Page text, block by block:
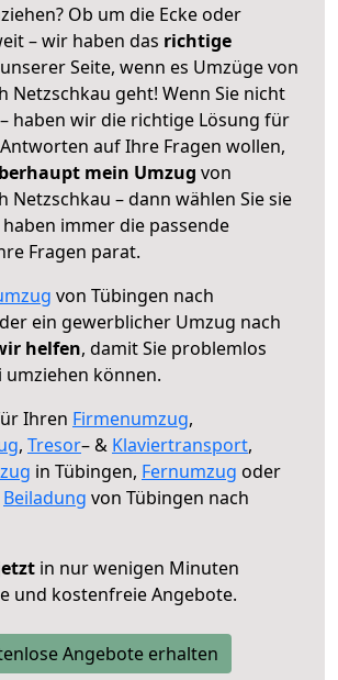
Ob um die Ecke oder
– wir haben das richtige
Seite, wenn es Umzüge von
Netzschkau geht! Wenn Sie nicht
haben wir die richtige Lösung für
Antworten auf Ihre Fragen wollen,
mein Umzug von
Netzschkau – dann wählen Sie sie
immer die passende
Fragen parat.
von Tübingen nach
ein gewerblicher Umzug nach
helfen, damit Sie problemlos
können.
Ihren Firmenumzug,
, Tresor– & Klaviertransport,
in Tübingen, Fernumzug oder
Beiladung von Tübingen nach
in nur wenigen Minuten
und kostenfreie Angebote.
Angebote erhalten